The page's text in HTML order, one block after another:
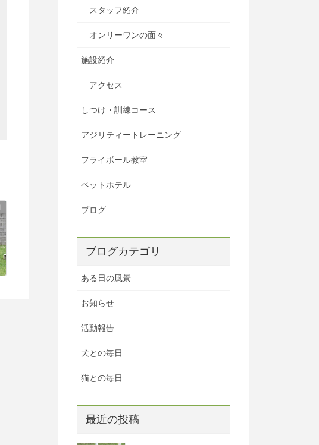
スタッフ紹介
オンリーワンの面々
施設紹介
アクセス
しつけ・訓練コース
アジリティートレーニング
フライボール教室
ペットホテル
ブログ
ブログカテゴリ
ある日の風景
お知らせ
活動報告
犬との毎日
猫との毎日
最近の投稿